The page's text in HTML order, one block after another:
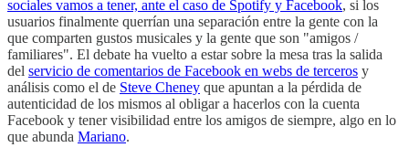
sociales vamos a tener, ante el caso de Spotify y Facebook, si los
usuarios finalmente querrían una separación entre la gente con la
que comparten gustos musicales y la gente que son "amigos /
familiares". El debate ha vuelto a estar sobre la mesa tras la salida
del servicio de comentarios de Facebook en webs de terceros y
análisis como el de Steve Cheney que apuntan a la pérdida de
autenticidad de los mismos al obligar a hacerlos con la cuenta
Facebook y tener visibilidad entre los amigos de siempre, algo en lo
que abunda Mariano.